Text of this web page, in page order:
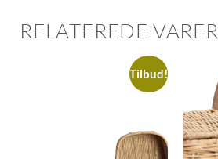
RELATEREDE VARER
Tilbud!